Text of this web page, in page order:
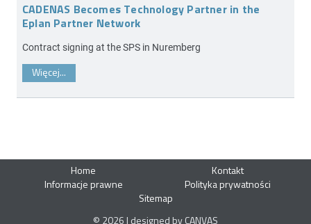
CADENAS Becomes Technology Partner in the
Eplan Partner Network
Contract signing at the SPS in Nuremberg
Więcej...
Home
Kontakt
Informacje prawne
Polityka prywatności
Sitemap
© 2026 | designed by CANVAS